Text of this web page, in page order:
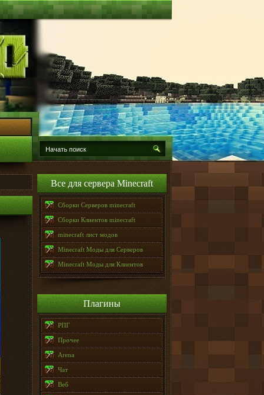
Все для сервера Minecraft
Сборки Серверов minecraft
Сборки Клиентов minecraft
minecraft лист модов
Minecraft Моды для Серверов
Minecraft Моды для Клиентов
Плагины
РПГ
Прочее
Arena
Чат
Веб